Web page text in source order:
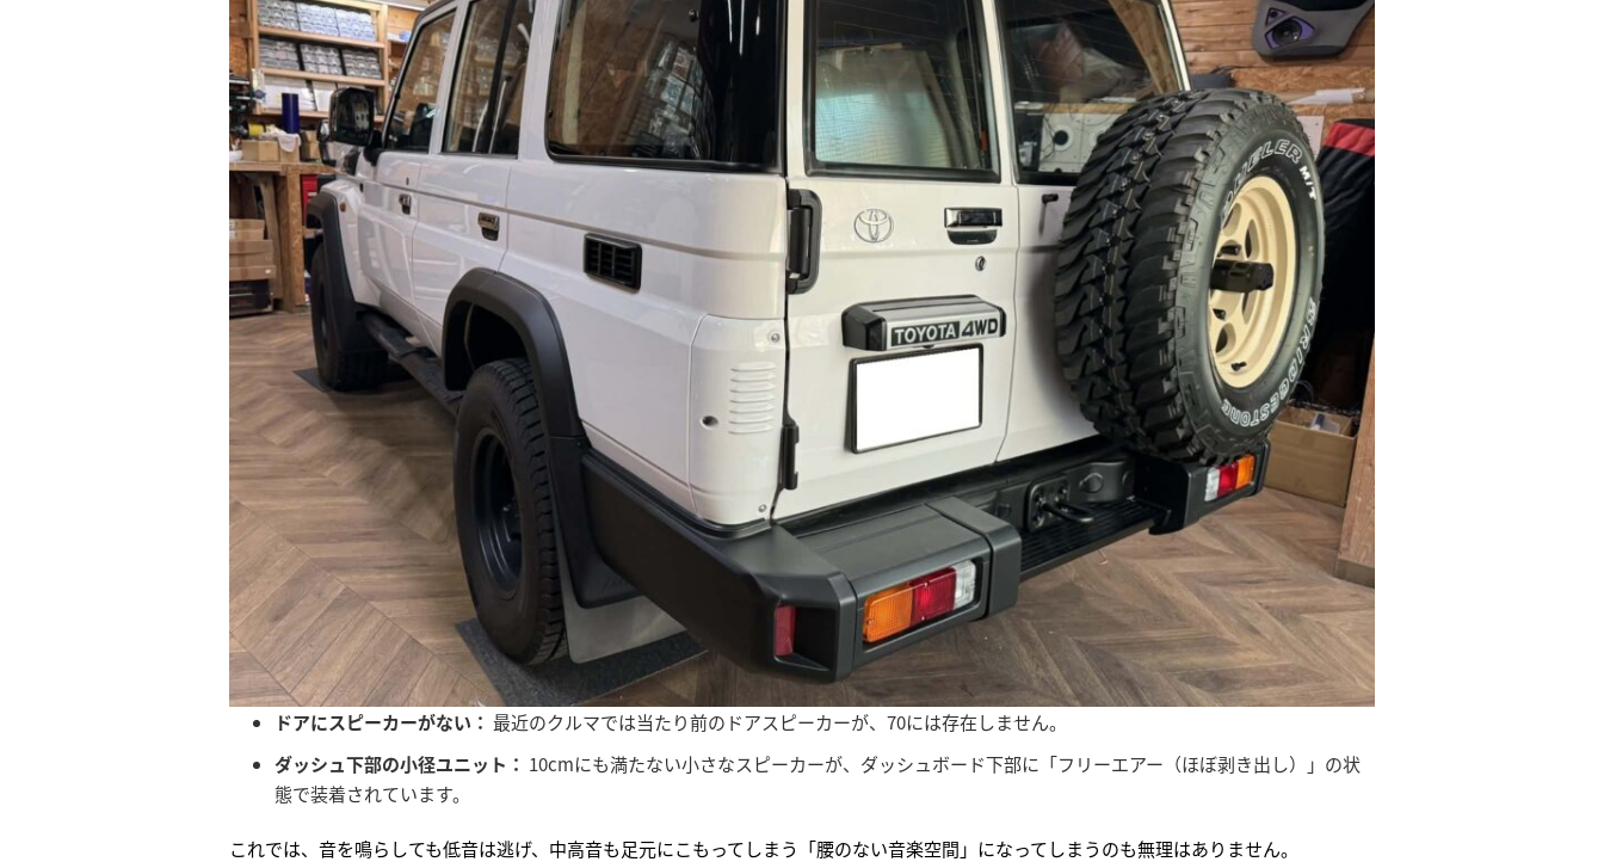
ドアにスピーカーがない： 最近のクルマでは当たり前のドアスピーカーが、70には存在しません。
ダッシュ下部の小径ユニット： 10cmにも満たない小さなスピーカーが、ダッシュボード下部に「フリーエアー（ほぼ剥き出し）」の状
態で装着されています。
これでは、音を鳴らしても低音は逃げ、中高音も足元にこもってしまう「腰のない音楽空間」になってしまうのも無理はありません。